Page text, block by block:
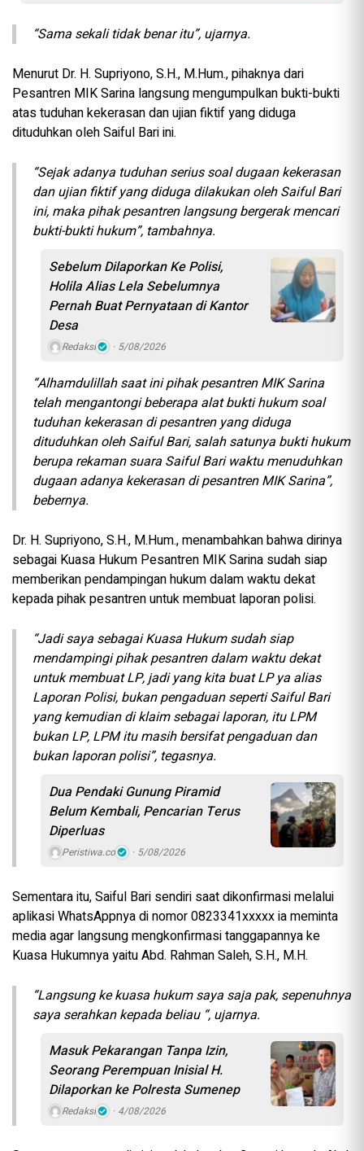
“Sama sekali tidak benar itu”, ujarnya.
Menurut Dr. H. Supriyono, S.H., M.Hum., pihaknya dari
Pesantren MIK Sarina langsung mengumpulkan bukti-bukti
atas tuduhan kekerasan dan ujian fiktif yang diduga
dituduhkan oleh Saiful Bari ini.
“Sejak adanya tuduhan serius soal dugaan kekerasan
dan ujian fiktif yang diduga dilakukan oleh Saiful Bari
ini, maka pihak pesantren langsung bergerak mencari
bukti-bukti hukum”, tambahnya.
Sebelum Dilaporkan Ke Polisi,
Holila Alias Lela Sebelumnya
Pernah Buat Pernyataan di Kantor
Desa
Redaksi 5/08/2026
“Alhamdulillah saat ini pihak pesantren MIK Sarina
telah mengantongi beberapa alat bukti hukum soal
tuduhan kekerasan di pesantren yang diduga
dituduhkan oleh Saiful Bari, salah satunya bukti hukum
berupa rekaman suara Saiful Bari waktu menuduhkan
dugaan adanya kekerasan di pesantren MIK Sarina”,
bebernya.
Dr. H. Supriyono, S.H., M.Hum., menambahkan bahwa dirinya
sebagai Kuasa Hukum Pesantren MIK Sarina sudah siap
memberikan pendampingan hukum dalam waktu dekat
kepada pihak pesantren untuk membuat laporan polisi.
“Jadi saya sebagai Kuasa Hukum sudah siap
mendampingi pihak pesantren dalam waktu dekat
untuk membuat LP, jadi yang kita buat LP ya alias
Laporan Polisi, bukan pengaduan seperti Saiful Bari
yang kemudian di klaim sebagai laporan, itu LPM
bukan LP, LPM itu masih bersifat pengaduan dan
bukan laporan polisi”, tegasnya.
Dua Pendaki Gunung Piramid
Belum Kembali, Pencarian Terus
Diperluas
Peristiwa.co 5/08/2026
Sementara itu, Saiful Bari sendiri saat dikonfirmasi melalui
aplikasi WhatsAppnya di nomor 0823341xxxxx ia meminta
media agar langsung mengkonfirmasi tanggapannya ke
Kuasa Hukumnya yaitu Abd. Rahman Saleh, S.H., M.H.
“Langsung ke kuasa hukum saya saja pak, sepenuhnya
saya serahkan kepada beliau “, ujarnya.
Masuk Pekarangan Tanpa Izin,
Seorang Perempuan Inisial H.
Dilaporkan ke Polresta Sumenep
Redaksi 4/08/2026